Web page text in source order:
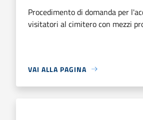
Procedimento di domanda per
visitatori al cimitero con mezzi
VAI ALLA PAGINA